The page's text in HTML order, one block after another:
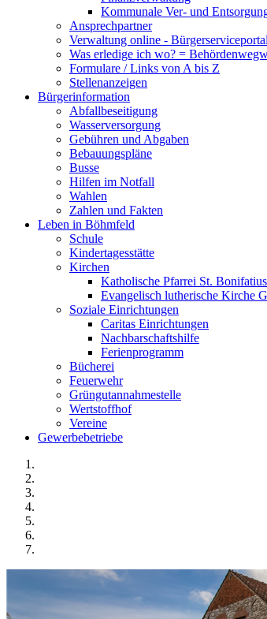
Kommunale Ver- und
Ansprechpartner
Verwaltung online - Bürgerserviceportal
Was erledige ich wo? =
Formulare / Links von A bis Z
Stellenanzeigen
Bürgerinformation
Abfallbeseitigung
Wasserversorgung
Gebühren und Abgaben
Bebauungspläne
Busse
Hilfen im Notfall
Wahlen
Zahlen und Fakten
Leben in Böhmfeld
Schule
Kindertagesstätte
Kirchen
Katholische Pfarrei St. Bonifatius
Evangelisch lutherische Kirche
Soziale Einrichtungen
Caritas Einrichtungen
Nachbarschaftshilfe
Ferienprogramm
Bücherei
Feuerwehr
Grüngutannahmestelle
Wertstoffhof
Vereine
Gewerbebetriebe